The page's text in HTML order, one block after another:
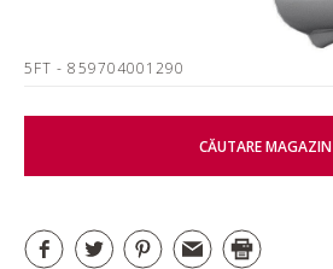
5FT- 859704001290
CĂUTARE MAGAZIN